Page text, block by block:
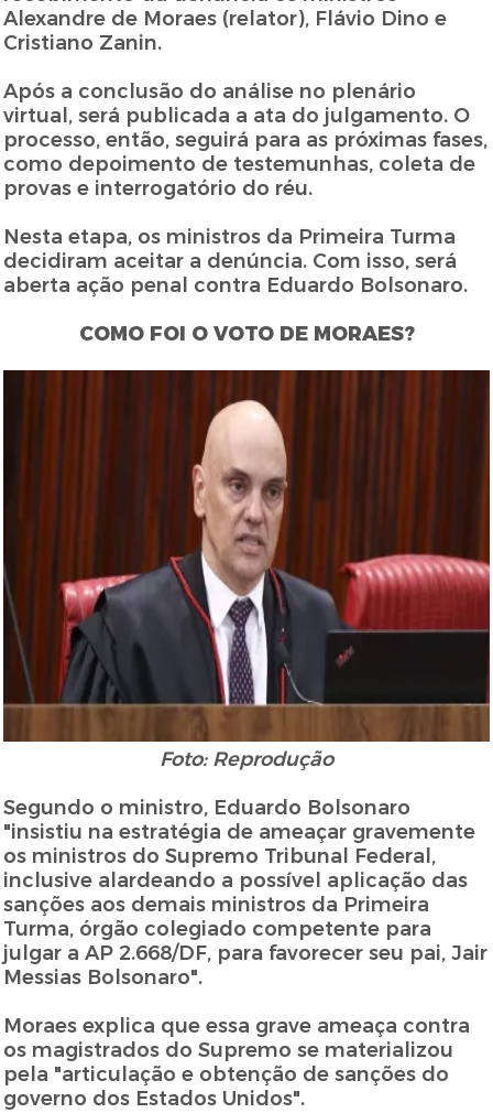
Alexandre de Moraes (relator), Flávio Dino e
Cristiano Zanin.
Após a conclusão do análise no plenário
virtual, será publicada a ata do julgamento. O
processo, então, seguirá para as próximas fases,
como depoimento de testemunhas, coleta de
provas e interrogatório do réu.
Nesta etapa, os ministros da Primeira Turma
decidiram aceitar a denúncia. Com isso, será
aberta ação penal contra Eduardo Bolsonaro.
COMO FOI O VOTO DE MORAES?
Foto: Reprodução
Segundo o ministro, Eduardo Bolsonaro
"insistiu na estratégia de ameaçar gravemente
os ministros do Supremo Tribunal Federal,
inclusive alardeando a possível aplicação das
sanções aos demais ministros da Primeira
Turma, órgão colegiado competente para
julgar a AP 2.668/DF, para favorecer seu pai, Jair
Messias Bolsonaro".
Moraes explica que essa grave ameaça contra
os magistrados do Supremo se materializou
pela "articulação e obtenção de sanções do
governo dos Estados Unidos".